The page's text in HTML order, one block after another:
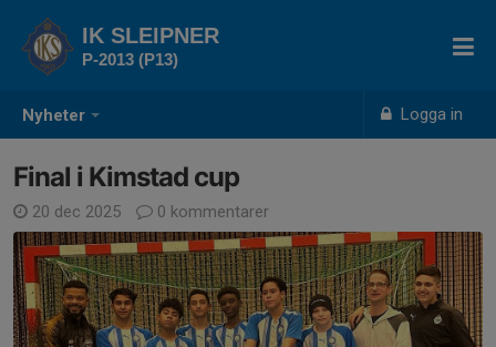
Nyheter Logga in
IK SLEIPNER
P-2013 (P13)
Final i Kimstad cup
20 dec 2025 0 kommentarer